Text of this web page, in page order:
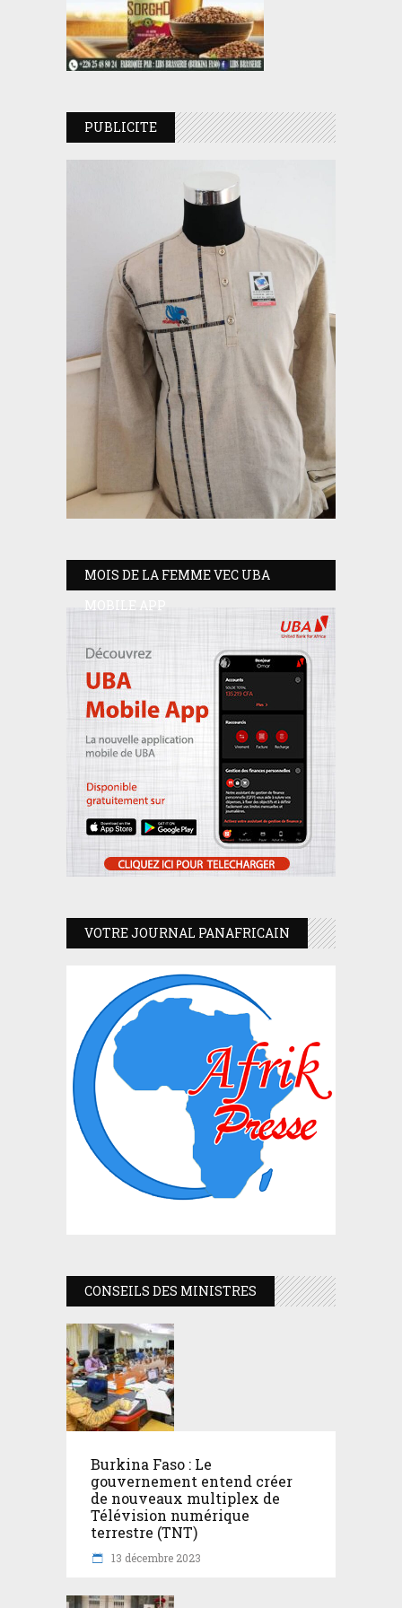
PUBLICITE
MOIS DE LA FEMME VEC UBA
MOBILE APP
VOTRE JOURNAL PANAFRICAIN
CONSEILS DES MINISTRES
Burkina Faso : Le
gouvernement entend créer
de nouveaux multiplex de
Télévision numérique
terrestre (TNT)
13 décembre 2023